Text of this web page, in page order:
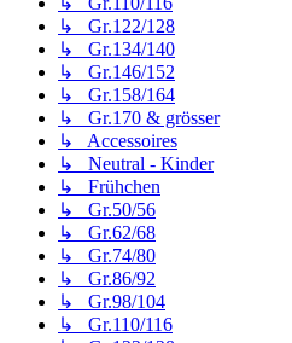
↳ Gr.122/128
↳ Gr.134/140
↳ Gr.146/152
↳ Gr.158/164
↳ Gr.170 & grösser
↳ Accessoires
↳ Neutral - Kinder
↳ Frühchen
↳ Gr.50/56
↳ Gr.62/68
↳ Gr.74/80
↳ Gr.86/92
↳ Gr.98/104
↳ Gr.110/116